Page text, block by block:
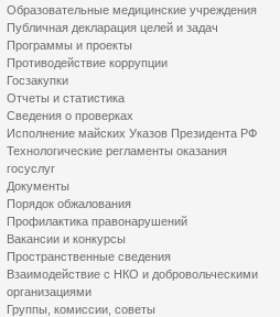
Образовательные медицинские учреждения
Публичная декларация целей и задач
Программы и проекты
Противодействие коррупции
Госзакупки
Отчеты и статистика
Сведения о проверках
Исполнение майских Указов Президента РФ
Технологические регламенты оказания
госуслуг
Документы
Порядок обжалования
Профилактика правонарушений
Вакансии и конкурсы
Пространственные сведения
Взаимодействие с НКО и добровольческими
организациями
Группы, комиссии, советы